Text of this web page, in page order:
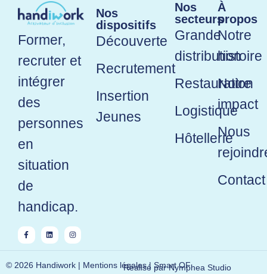
Former,
recruter et
intégrer
des
personnes
en
situation
de
handicap.
Nos
dispositifs
Découverte
Recrutement
Insertion
Jeunes
Nos
secteurs
Grande
distribution
Restauration
Logistique
Hôtellerie
À
propos
Notre
histoire
Notre
impact
Nous
Contact
© 2026 Handiwork | Mentions légales| Smart OF
Réalisé parNymphea Studio